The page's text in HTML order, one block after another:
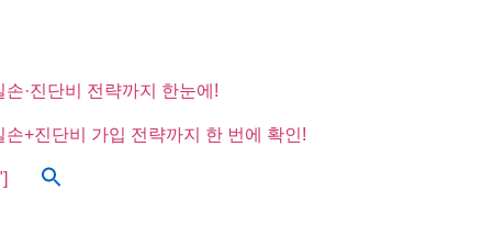
·진단비 전략까지 한눈에!
+진단비 가입 전략까지 한 번에 확인!